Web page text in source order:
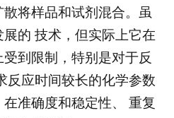
将样品和试剂混合。虽
的 技术，但实际上它在
到限制，特别是对于反
反应时间较长的化学参数
准确度和稳定性、 重复